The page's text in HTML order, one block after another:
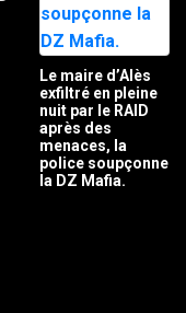
Le maire d’Alès
exfiltré en pleine
nuit par le RAID
après des
menaces, la
police soupçonne
la DZ Mafia.